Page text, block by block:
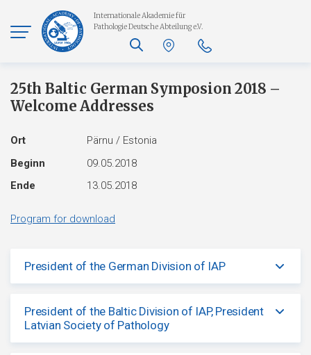
Internationale Akademie für
PathologieDeutsche Abteilung e.V.
25th Baltic German Symposion 2018 –
Welcome Addresses
Ort
Pärnu / Estonia
Beginn
09.05.2018
Ende
13.05.2018
Program for download
President of the German Division of IAP
President of the Baltic Division of IAP, President
Latvian Society of Pathology